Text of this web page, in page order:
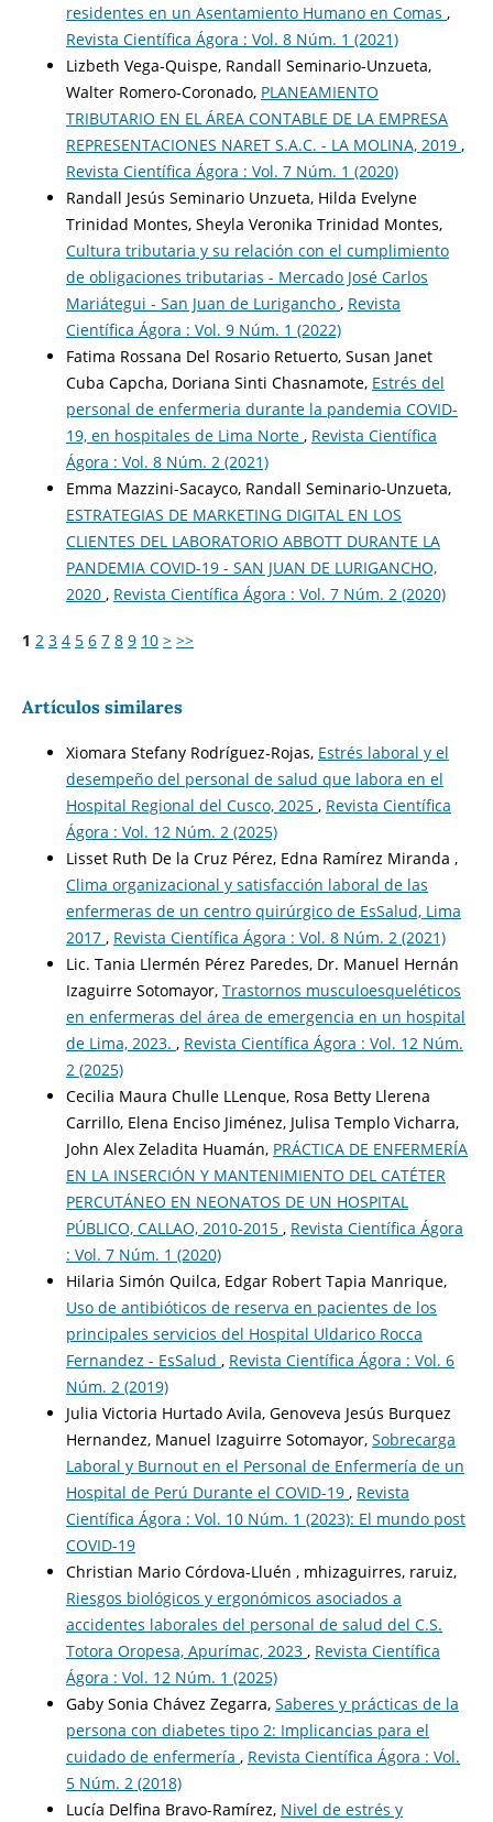
residentes en un Asentamiento Humano en Comas ,
Revista Científica Ágora : Vol. 8 Núm. 1 (2021)
Lizbeth Vega-Quispe, Randall Seminario-Unzueta,
Walter Romero-Coronado, PLANEAMIENTO
TRIBUTARIO EN EL ÁREA CONTABLE DE LA EMPRESA
REPRESENTACIONES NARET S.A.C. - LA MOLINA, 2019 ,
Revista Científica Ágora : Vol. 7 Núm. 1 (2020)
Randall Jesús Seminario Unzueta, Hilda Evelyne
Trinidad Montes, Sheyla Veronika Trinidad Montes,
Cultura tributaria y su relación con el cumplimiento
de obligaciones tributarias - Mercado José Carlos
Mariátegui - San Juan de Lurigancho , Revista
Científica Ágora : Vol. 9 Núm. 1 (2022)
Fatima Rossana Del Rosario Retuerto, Susan Janet
Cuba Capcha, Doriana Sinti Chasnamote, Estrés del
personal de enfermeria durante la pandemia COVID-
19, en hospitales de Lima Norte , Revista Científica
Ágora : Vol. 8 Núm. 2 (2021)
Emma Mazzini-Sacayco, Randall Seminario-Unzueta,
ESTRATEGIAS DE MARKETING DIGITAL EN LOS
CLIENTES DEL LABORATORIO ABBOTT DURANTE LA
PANDEMIA COVID-19 - SAN JUAN DE LURIGANCHO,
2020 , Revista Científica Ágora : Vol. 7 Núm. 2 (2020)
1 2 3 4 5 6 7 8 9 10 > >>
Artículos similares
Xiomara Stefany Rodríguez-Rojas, Estrés laboral y el
desempeño del personal de salud que labora en el
Hospital Regional del Cusco, 2025 , Revista Científica
Ágora : Vol. 12 Núm. 2 (2025)
Lisset Ruth De la Cruz Pérez, Edna Ramírez Miranda ,
Clima organizacional y satisfacción laboral de las
enfermeras de un centro quirúrgico de EsSalud, Lima
2017 , Revista Científica Ágora : Vol. 8 Núm. 2 (2021)
Lic. Tania Llermén Pérez Paredes, Dr. Manuel Hernán
Izaguirre Sotomayor, Trastornos musculoesqueléticos
en enfermeras del área de emergencia en un hospital
de Lima, 2023. , Revista Científica Ágora : Vol. 12 Núm.
2 (2025)
Cecilia Maura Chulle LLenque, Rosa Betty Llerena
Carrillo, Elena Enciso Jiménez, Julisa Templo Vicharra,
John Alex Zeladita Huamán, PRÁCTICA DE ENFERMERÍA
EN LA INSERCIÓN Y MANTENIMIENTO DEL CATÉTER
PERCUTÁNEO EN NEONATOS DE UN HOSPITAL
PÚBLICO, CALLAO, 2010-2015 , Revista Científica Ágora
: Vol. 7 Núm. 1 (2020)
Hilaria Simón Quilca, Edgar Robert Tapia Manrique,
Uso de antibióticos de reserva en pacientes de los
principales servicios del Hospital Uldarico Rocca
Fernandez - EsSalud , Revista Científica Ágora : Vol. 6
Núm. 2 (2019)
Julia Victoria Hurtado Avila, Genoveva Jesús Burquez
Hernandez, Manuel Izaguirre Sotomayor, Sobrecarga
Laboral y Burnout en el Personal de Enfermería de un
Hospital de Perú Durante el COVID-19 , Revista
Científica Ágora : Vol. 10 Núm. 1 (2023): El mundo post
COVID-19
Christian Mario Córdova-Lluén , mhizaguirres, raruiz,
Riesgos biológicos y ergonómicos asociados a
accidentes laborales del personal de salud del C.S.
Totora Oropesa, Apurímac, 2023 , Revista Científica
Ágora : Vol. 12 Núm. 1 (2025)
Gaby Sonia Chávez Zegarra, Saberes y prácticas de la
persona con diabetes tipo 2: Implicancias para el
cuidado de enfermería , Revista Científica Ágora : Vol.
5 Núm. 2 (2018)
Lucía Delfina Bravo-Ramírez, Nivel de estrés y